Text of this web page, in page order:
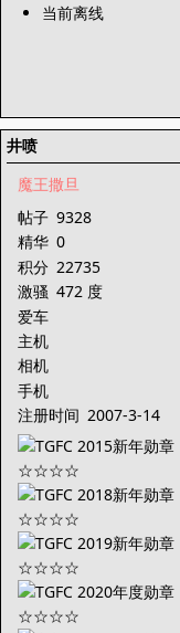
当前离线
井喷
魔王撒旦
帖子 9328
精华 0
积分 22735
激骚 472 度
爱车
主机
相机
手机
注册时间 2007-3-14